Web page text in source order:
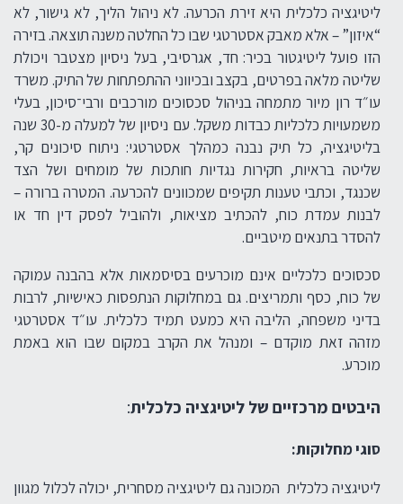
ליטיגציה כלכלית היא זירת הכרעה. לא ניהול הליך, לא גישור, לא
“איזון” – אלא מאבק אסטרטגי שבו כל החלטה משנה תוצאה. בזירה
הזו פועל ליטיגטור בכיר: חד, אגרסיבי, בעל ניסיון מצטבר ויכולת
שליטה מלאה בפרטים, בקצב ובכיווני ההתפתחות של התיק. משרד
עו״ד רון מיור מתמחה בניהול סכסוכים מורכבים ורבי־סיכון, בעלי
משמעויות כלכליות כבדות משקל. עם ניסיון של למעלה מ-30 שנה
בליטיגציה, כל תיק נבנה כמהלך אסטרטגי: ניתוח סיכונים קר,
שליטה בראיות, חקירות נגדיות חותכות של מומחים ושל הצד
שכנגד, וכתבי טענות תקיפים שמכוונים להכרעה. המטרה ברורה –
לבנות עמדת כוח, להכתיב מציאות, ולהוביל לפסק דין חד או
להסדר בתנאים מיטביים.
סכסוכים כלכליים אינם מוכרעים בסיסמאות אלא בהבנה עמוקה
של כוח, כסף ותמריצים. גם במחלוקות הנתפסות כאישיות, לרבות
בדיני משפחה, הליבה היא כמעט תמיד כלכלית. עו״ד אסטרטגי
מזהה זאת מוקדם – ומנהל את הקרב במקום שבו הוא באמת
מוכרע.
היבטים מרכזיים של ליטיגציה כלכלית:
סוגי מחלוקות:
ליטיגציה כלכלית המכונה גם ליטיגציה מסחרית, יכולה לכלול מגוון